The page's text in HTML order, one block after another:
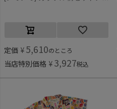
定価 ¥ 5,610のところ
当店特別価格 ¥ 3,927税込